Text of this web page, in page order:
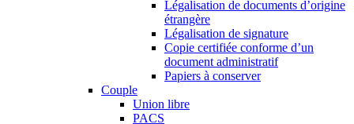
Légalisation de documents d’origine
étrangère
Légalisation de signature
Copie certifiée conforme d’un
document administratif
Papiers à conserver
Couple
Union libre
PACS